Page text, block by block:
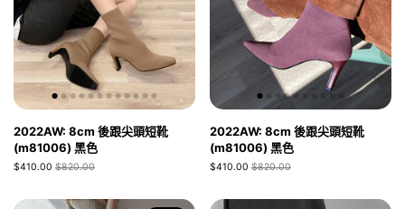
2022AW: 8cm 後跟尖頭短靴
(m81006) 黑色
$410.00 $820.00
2022AW: 8cm 後跟尖頭短靴
(m81006) 黑色
$410.00 $820.00